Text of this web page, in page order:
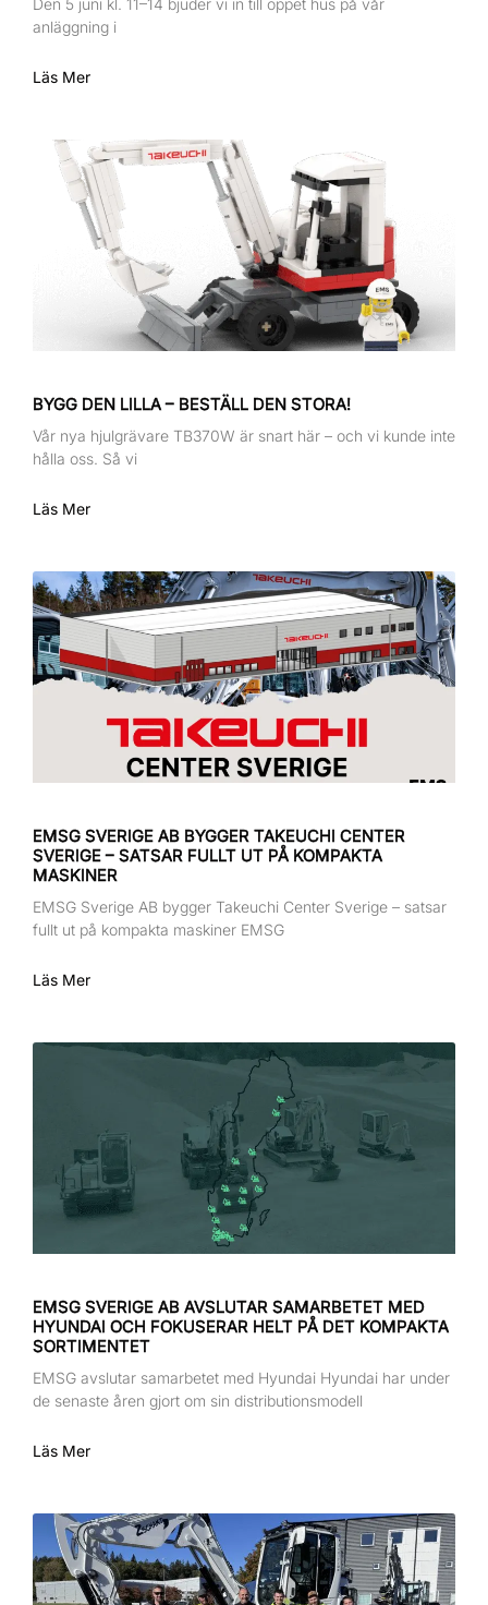
anläggning i
Läs Mer
BYGG DEN LILLA – BESTÄLL DEN STORA!
Vår nya hjulgrävare TB370W är snart här – och vi kunde inte
hålla oss. Så vi
Läs Mer
EMSG SVERIGE AB BYGGER TAKEUCHI CENTER
SVERIGE – SATSAR FULLT UT PÅ KOMPAKTA
MASKINER
EMSG Sverige AB bygger Takeuchi Center Sverige – satsar
fullt ut på kompakta maskiner EMSG
Läs Mer
EMSG SVERIGE AB AVSLUTAR SAMARBETET MED
HYUNDAI OCH FOKUSERAR HELT PÅ DET KOMPAKTA
SORTIMENTET
EMSG avslutar samarbetet med Hyundai Hyundai har under
de senaste åren gjort om sin distributionsmodell
Läs Mer